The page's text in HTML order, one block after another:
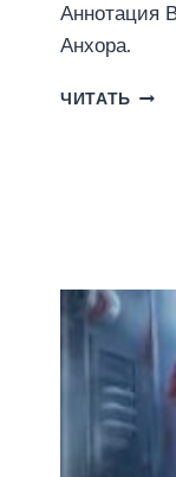
Аннотация
Анхора.
ЧИТАТЬ